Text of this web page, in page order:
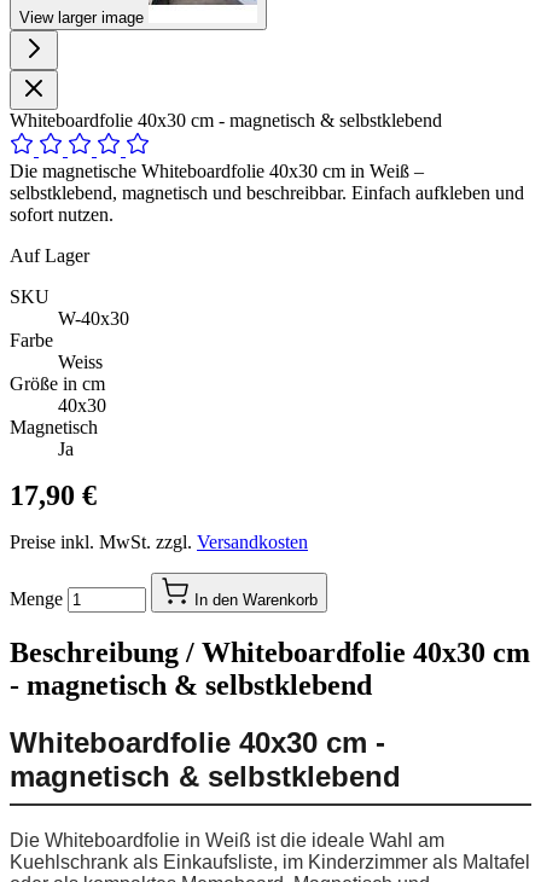
View larger image
Whiteboardfolie 40x30 cm - magnetisch & selbstklebend
Die magnetische Whiteboardfolie 40x30 cm in Weiß –
selbstklebend, magnetisch und beschreibbar. Einfach aufkleben und
sofort nutzen.
Auf Lager
SKU
W-40x30
Farbe
Weiss
Größe in cm
40x30
Magnetisch
Ja
17,90 €
Preise inkl. MwSt. zzgl. Versandkosten
Menge In den Warenkorb
Beschreibung / Whiteboardfolie 40x30 cm
- magnetisch & selbstklebend
Whiteboardfolie 40x30 cm -
magnetisch & selbstklebend
Die Whiteboardfolie in Weiß ist die ideale Wahl am
Kuehlschrank als Einkaufsliste, im Kinderzimmer als Maltafel